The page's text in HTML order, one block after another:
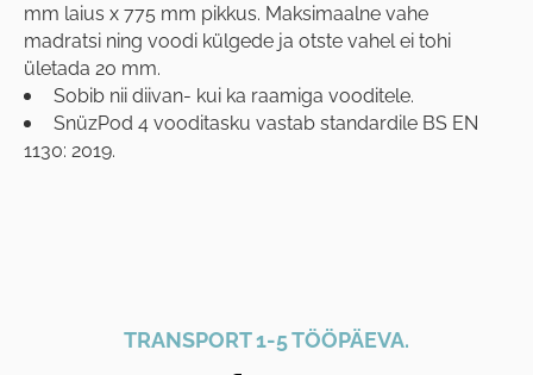
mm laius x 775 mm pikkus. Maksimaalne vahe
madratsi ning voodi külgede ja otste vahel ei tohi
ületada 20 mm.
Sobib nii diivan- kui ka raamiga vooditele.
SnüzPod 4 vooditasku vastab standardile BS EN
1130: 2019.
TRANSPORT 1-5 TÖÖPÄEVA.